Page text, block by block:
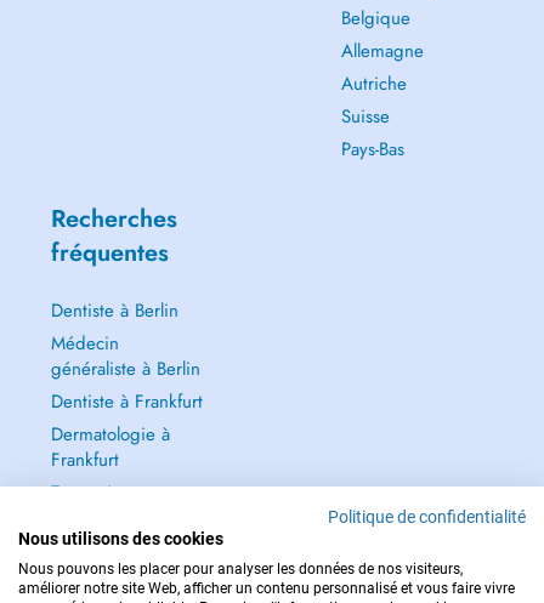
Belgique
Allemagne
Autriche
Suisse
Pays-Bas
Recherches
fréquentes
Dentiste à Berlin
Médecin
généraliste à Berlin
Dentiste à Frankfurt
Dermatologie à
Frankfurt
Tout voir →
Politique de confidentialité
Nous utilisons des cookies
Nous pouvons les placer pour analyser les données de nos visiteurs,
améliorer notre site Web, afficher un contenu personnalisé et vous faire vivre